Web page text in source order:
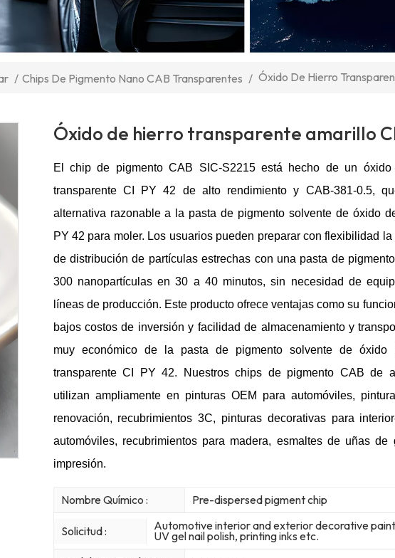
/ Chips De Pigmento Nano CAB Transparentes / Óxido De Hierro
Óxido de hierro transparente amarillo
El chip de pigmento CAB SIC-S2215 está hecho de un
transparente CI PY 42 de alto rendimiento y CAB-381-0.5,
alternativa razonable a la pasta de pigmento solvente de óxido
PY 42 para moler. Los usuarios pueden preparar con flexibilidad
de distribución de partículas estrechas con una pasta de
300 nanopartículas en 30 a 40 minutos, sin necesidad de
líneas de producción. Este producto ofrece ventajas como su
bajos costos de inversión y facilidad de almacenamiento y
muy económico de la pasta de pigmento solvente de óxido
transparente CI PY 42. Nuestros chips de pigmento CAB de
utilizan ampliamente en pinturas OEM para automóviles,
renovación, recubrimientos 3C, pinturas decorativas para
automóviles, recubrimientos para madera, esmaltes de uñas
impresión.
Nombre Químico : Pre-dispersed pigment chip
Solicitud : Automotive interior and exterior decorative
UV gel nail polish, printing inks etc.